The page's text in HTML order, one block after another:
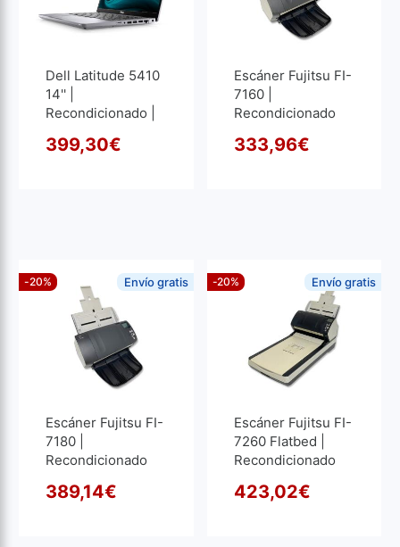
Dell Latitude 5410
14'' |
Recondicionado |
GB RAM | 256 GB
O preço original era:
399,30€
O preço atual é: 399,30€.
Escáner Fujitsu FI-
7160 |
Recondicionado
333,96€
Escáner Fujitsu FI-
7180 |
Recondicionado
O preço original era:
389,14€
O preço atual é: 389,14€.
-20% Envío gratis
Escáner Fujitsu FI-
7260 Flatbed |
Recondicionado
423,02€
-20% Envío gratis